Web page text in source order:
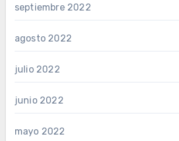
septiembre 2022
agosto 2022
julio 2022
junio 2022
mayo 2022